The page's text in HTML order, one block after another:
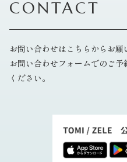
CONTACT
お問い合わせはこちらからお願
お問い合わせフォームでのご
ください。